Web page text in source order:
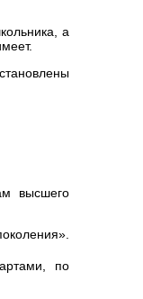
а
высшего
по